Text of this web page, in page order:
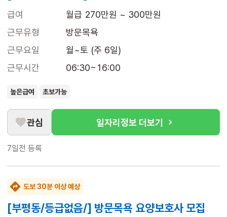
급여
월급 270만원 ~ 300만원
근무유형
방문목욕
근무요일
월~토 (주 6일)
근무시간
06:30~16:00
높은급여 초보가능
관심 일자리정보 더보기
7일전 등록
도보 30분 이상 예상
[부평동/등급없음/] 방문목욕 요양보호사 모집